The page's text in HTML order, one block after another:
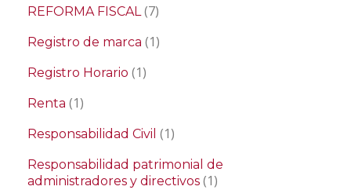
REFORMA FISCAL (7)
Registro de marca (1)
Registro Horario (1)
Renta (1)
Responsabilidad Civil (1)
Responsabilidad patrimonial de
administradores y directivos (1)